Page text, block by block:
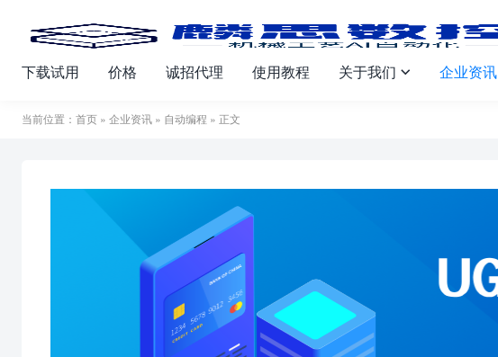
下载试用 价格 诚招代理 使用教程 关于我们  企业资讯
当前位置： 首页 » 企业资讯 » 自动编程 » 正文